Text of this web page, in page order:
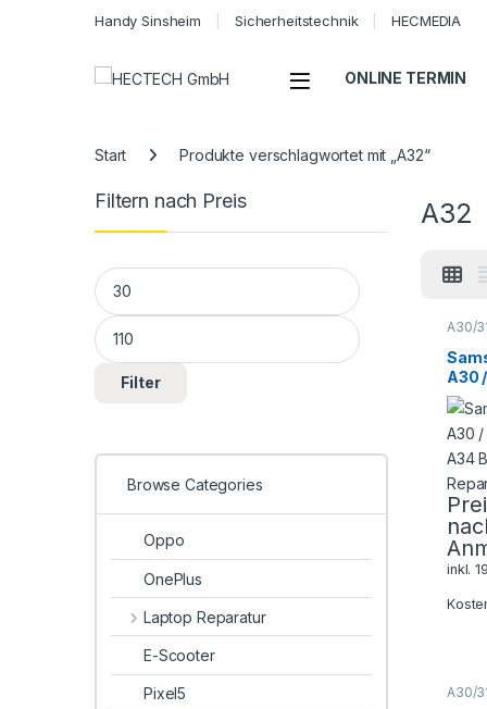
Handy Sinsheim Sicherheitstechnik HECMEDIA
Open ONLINE TERMIN
Start Produkte verschlagwortet mit „A32“
A32
A30/
A30
A34
inkl.
A30/
Filtern nach Preis
Min. Preis
Max. Preis
Filter
Browse Categories
Oppo
OnePlus
Laptop Reparatur
E-Scooter
Pixel5